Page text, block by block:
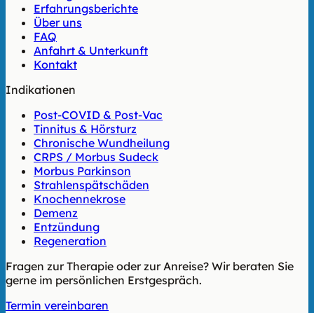
Erfahrungsberichte
Über uns
FAQ
Anfahrt & Unterkunft
Kontakt
Indikationen
Post-COVID & Post-Vac
Tinnitus & Hörsturz
Chronische Wundheilung
CRPS / Morbus Sudeck
Morbus Parkinson
Strahlenspätschäden
Knochennekrose
Demenz
Entzündung
Regeneration
Fragen zur Therapie oder zur Anreise? Wir beraten Sie
gerne im persönlichen Erstgespräch.
Termin vereinbaren